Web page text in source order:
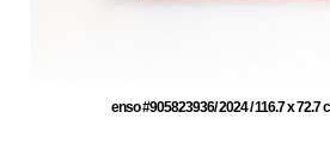
enso #905823936/ 2024 / 116.7 x 72.7